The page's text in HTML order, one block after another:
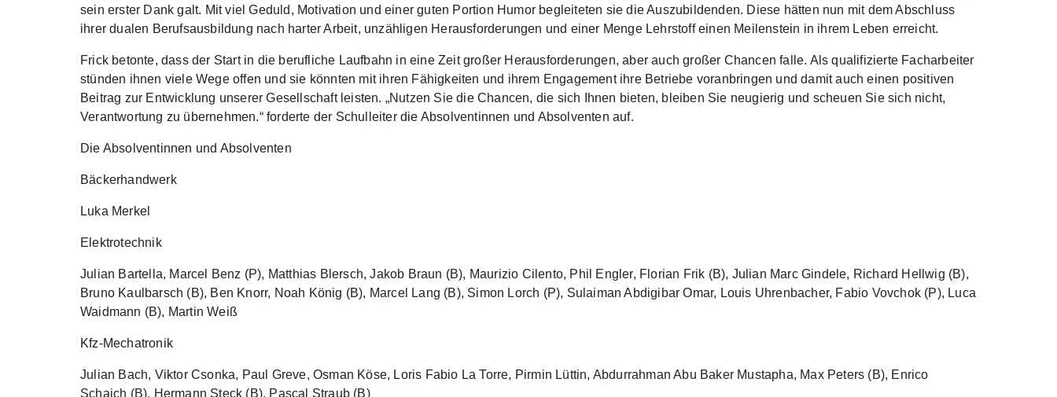
sein erster Dank galt. Mit viel Geduld, Motivation und einer guten Portion Humor begleiteten sie die Auszubildenden. Diese hätten nun mit dem Abschluss
ihrer dualen Berufsausbildung nach harter Arbeit, unzähligen Herausforderungen und einer Menge Lehrstoff einen Meilenstein in ihrem Leben erreicht.
Frick betonte, dass der Start in die berufliche Laufbahn in eine Zeit großer Herausforderungen, aber auch großer Chancen falle. Als qualifizierte Facharbeiter
stünden ihnen viele Wege offen und sie könnten mit ihren Fähigkeiten und ihrem Engagement ihre Betriebe voranbringen und damit auch einen positiven
Beitrag zur Entwicklung unserer Gesellschaft leisten. „Nutzen Sie die Chancen, die sich Ihnen bieten, bleiben Sie neugierig und scheuen Sie sich nicht,
Verantwortung zu übernehmen.“ forderte der Schulleiter die Absolventinnen und Absolventen auf.
Die Absolventinnen und Absolventen
Bäckerhandwerk
Luka Merkel
Elektrotechnik
Julian Bartella, Marcel Benz (P), Matthias Blersch, Jakob Braun (B), Maurizio Cilento, Phil Engler, Florian Frik (B), Julian Marc Gindele, Richard Hellwig (B),
Bruno Kaulbarsch (B), Ben Knorr, Noah König (B), Marcel Lang (B), Simon Lorch (P), Sulaiman Abdigibar Omar, Louis Uhrenbacher, Fabio Vovchok (P), Luca
Waidmann (B), Martin Weiß
Kfz-Mechatronik
Julian Bach, Viktor Csonka, Paul Greve, Osman Köse, Loris Fabio La Torre, Pirmin Lüttin, Abdurrahman Abu Baker Mustapha, Max Peters (B), Enrico
Schaich (B), Hermann Steck (B), Pascal Straub (B)